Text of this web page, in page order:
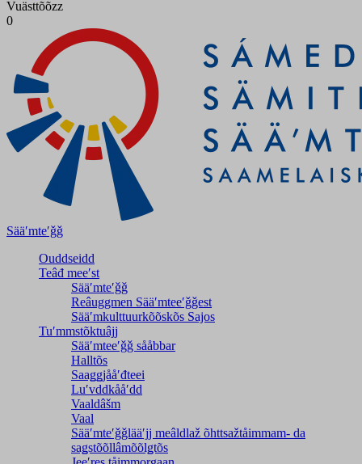
Vuästtõõzz
0
Sääʹmteʹǧǧ
Ouddseidd
Teâđ meeʹst
Sääʹmteʹǧǧ
Reâuggmen Sääʹmteeʹǧǧest
Sääʹmkulttuurkõõskõs Sajos
Tuʹmmstõktuâjj
Sääʹmteeʹǧǧ sååbbar
Halltõs
Saaǥǥjååʹđteei
Luʹvddkååʹdd
Vaaldâšm
Vaal
Sääʹmteʹǧǧlääʹjj meâldlaž õhttsažtåimmam- da
saǥstõõllâmõõlǥtõs